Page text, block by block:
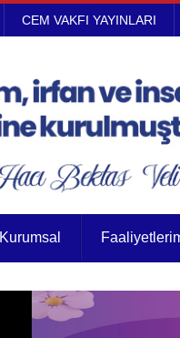
CEM VAKFI YAYINLARI
Kurumsal